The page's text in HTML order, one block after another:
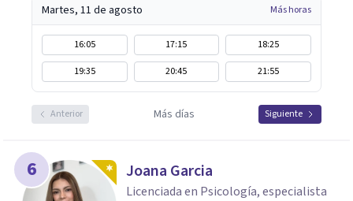
Martes, 11 de agosto Más horas
16:05 17:15
18:25
19:35
20:45 21:55
Anterior Más días Siguiente
6 Joana Garcia
Licenciada en Psicología, especialista